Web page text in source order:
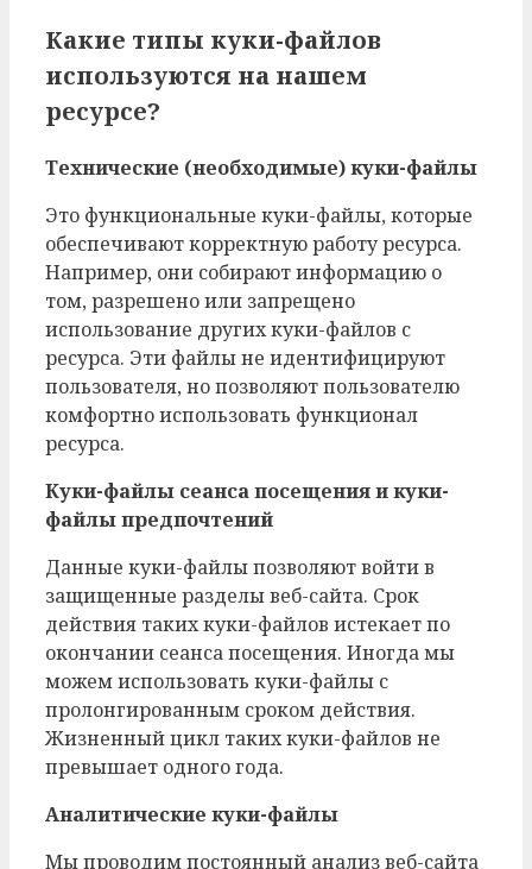
Какие типы куки-файлов
используются на нашем
ресурсе?
Технические (необходимые) куки-файлы
Это функциональные куки-файлы, которые
обеспечивают корректную работу ресурса.
Например, они собирают информацию о
том, разрешено или запрещено
использование других куки-файлов с
ресурса. Эти файлы не идентифицируют
пользователя, но позволяют пользователю
комфортно использовать функционал
ресурса.
Куки-файлы сеанса посещения и куки-
файлы предпочтений
Данные куки-файлы позволяют войти в
защищенные разделы веб-сайта. Срок
действия таких куки-файлов истекает по
окончании сеанса посещения. Иногда мы
можем использовать куки-файлы с
пролонгированным сроком действия.
Жизненный цикл таких куки-файлов не
превышает одного года.
Аналитические куки-файлы
Мы проводим постоянный анализ веб-сайта